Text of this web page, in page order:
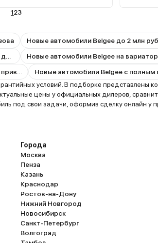
123
Новые автомобили Belgee до 2 млн
Новые автомобили Belgee на
условий. В подборке представлены
цены у официальных дилеров,
под свои задачи, оформив сделку онлайн у
Города
Москва
Пенза
Казань
Краснодар
Ростов-на-Дону
Нижний Новгород
Новосибирск
Санкт-Петербург
Волгоград